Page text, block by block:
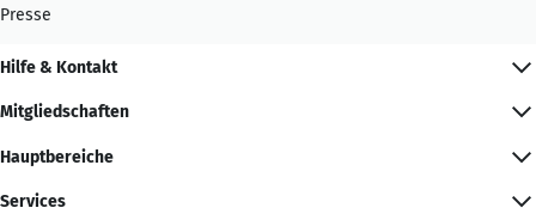
Presse
Hilfe & Kontakt
Mitgliedschaften
Hauptbereiche
Services